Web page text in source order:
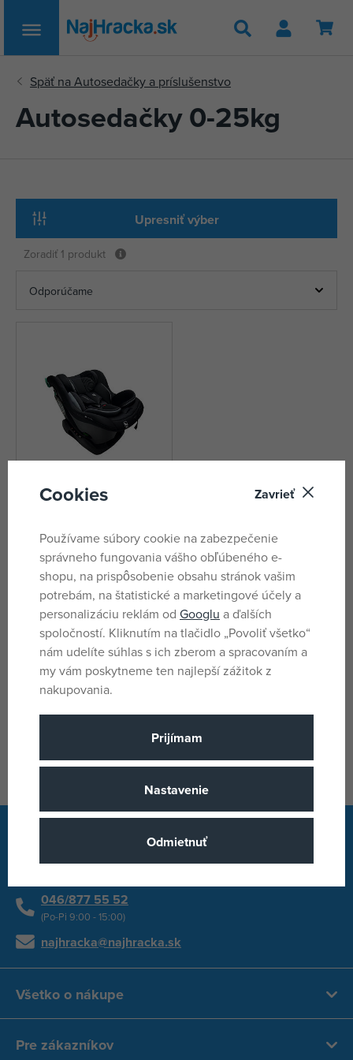
Hľadať
Autosedačky 0-25kg
Upresniť výber
Zoradiť 1 produkt
isofixu čierna
nie je skladom
160,99 €
Značky
Zobraziť všetky značky
Rýchly kontakt
046/877 55 52
(Po-Pi 9:00 - 15:00)
najhracka@najhracka.sk
Všetko o nákupe
Pre zákazníkov
Cookies Zavrieť
Používame súbory cookie na zabezpečenie
správneho fungovania vášho obľúbeného e-
shopu, na prispôsobenie obsahu stránok vašim
potrebám, na štatistické a marketingové účely a
personalizáciu reklám od Googlu a ďalších
spoločností. Kliknutím na tlačidlo „Povoliť všetko“
nám udelíte súhlas s ich zberom a spracovaním a
my vám poskytneme ten najlepší zážitok z
nakupovania.
Prijímam
Nastavenie
Odmietnuť